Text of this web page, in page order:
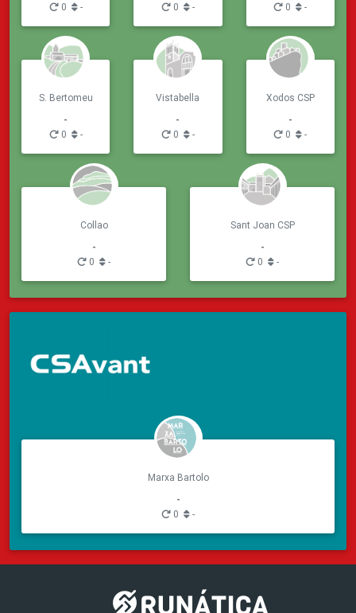
0
-
0
-
0
-
S. Bertomeu
-
0
-
Vistabella
-
0
-
Xodos CSP
-
0
-
Collao
-
0
-
Sant Joan CSP
-
0
-
Marxa Bartolo
-
0
-